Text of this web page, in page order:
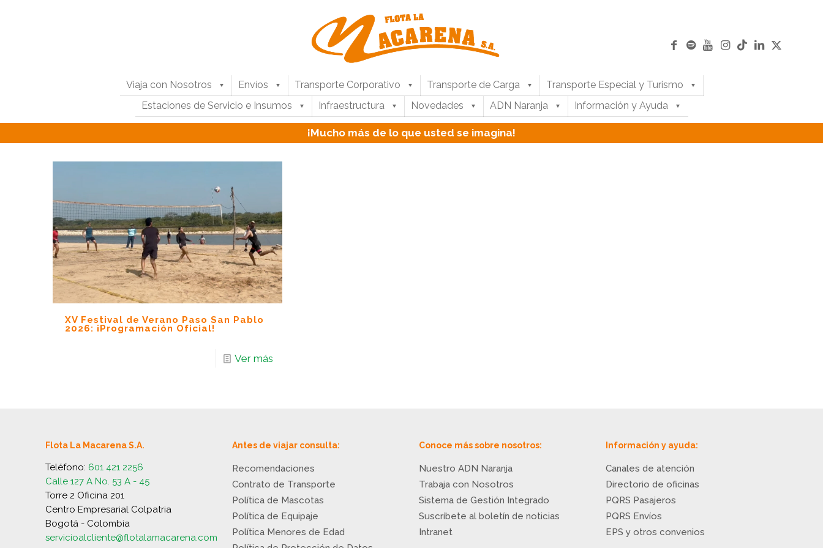
Viaja con Nosotros Envíos Transporte Corporativo Transporte de Carga
Transporte Especial y Turismo
Estaciones de Servicio e Insumos
Infraestructura Novedades ADN Naranja Información y Ayuda
¡Mucho más de lo que usted se imagina!
XV Festival de Verano Paso San Pablo
2026: ¡Programación Oficial!
Ver más
Flota La Macarena S.A.
Teléfono: 601 421 2256
Calle 127 A No. 53 A - 45
Torre 2 Oficina 201
Centro Empresarial Colpatria
Bogotá - Colombia
servicioalcliente@flotalamacarena.com
Antes de viajar consulta:
Recomendaciones
Contrato de Transporte
Política de Mascotas
Política de Equipaje
Política Menores de Edad
Conoce más sobre nosotros:
Nuestro ADN Naranja
Trabaja con Nosotros
Sistema de Gestión Integrado
Suscríbete al boletín de noticias
Intranet
Información y ayuda:
Canales de atención
Directorio de oficinas
PQRS Pasajeros
PQRS Envíos
EPS y otros convenios